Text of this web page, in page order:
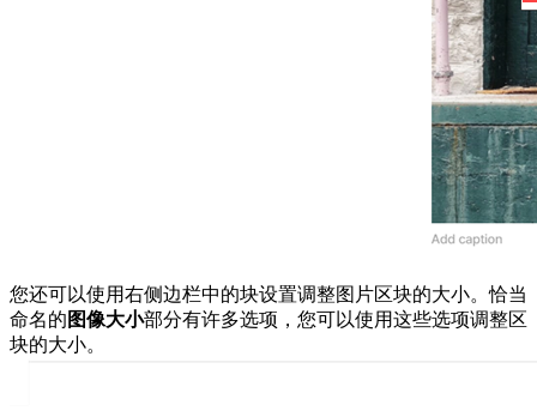
您还可以使用右侧边栏中的块设置调整图片区块的大小。恰当
命名的 图像大小部分有许多选项，您可以使用这些选项调整区
块的大小。